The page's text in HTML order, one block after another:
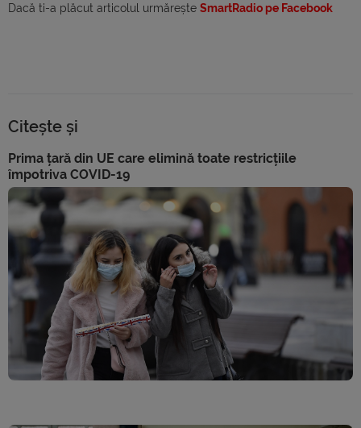
Dacă ti-a plăcut articolul urmărește SmartRadio pe Facebook
Citește și
Prima țară din UE care elimină toate restricțiile
împotriva COVID-19